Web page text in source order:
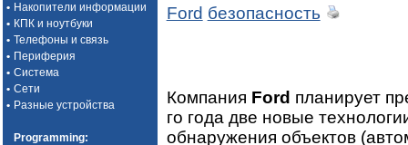
• Накопители информации
• КПК и ноутбуки
• Телефоны и связь
• Периферия
• Система
• Сети
• Разные устройства
Programming:
Ford безопасность
Компания Ford планирует
го года две новые
обнаружения объектов